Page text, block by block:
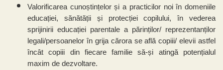
Valorificarea cunoștințelorși a practicilor noiîn domeniile
educației, sănătății și protecției copilului,în vederea
sprijinirii educației parentale a părinților/ reprezentanților
legali/persoanelor în grija cărora se află copiii/ elevii astfel
încât copiii din fiecare familie să-și atingă potențialul
maxim de dezvoltare.